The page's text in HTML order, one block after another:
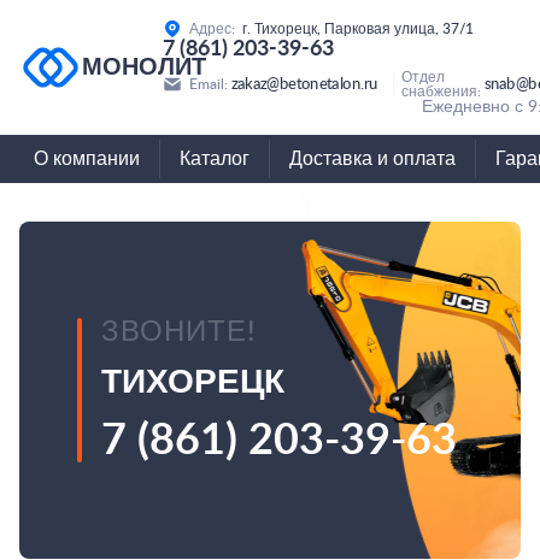
МОНОЛИТ
Адрес: г. Тихорецк, Парковая улица, 37/1
7 (861) 203-39-63
Email: zakaz@betonetalon.ru
Отдел
снабжения:
Ежедневно с
О компании Каталог Доставка и оплата
ЗВОНИТЕ!
ТИХОРЕЦК
7 (861) 203-39-63